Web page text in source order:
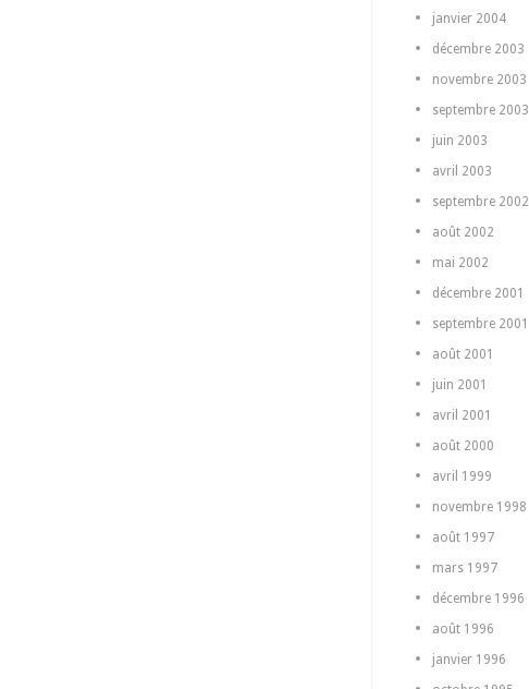
janvier 2004
décembre 2003
novembre 2003
septembre 2003
juin 2003
avril 2003
septembre 2002
août 2002
mai 2002
décembre 2001
septembre 2001
août 2001
juin 2001
avril 2001
août 2000
avril 1999
novembre 1998
août 1997
mars 1997
décembre 1996
août 1996
janvier 1996